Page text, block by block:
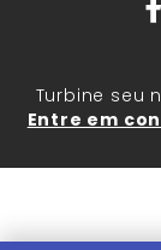
Turbine seu
Entre em